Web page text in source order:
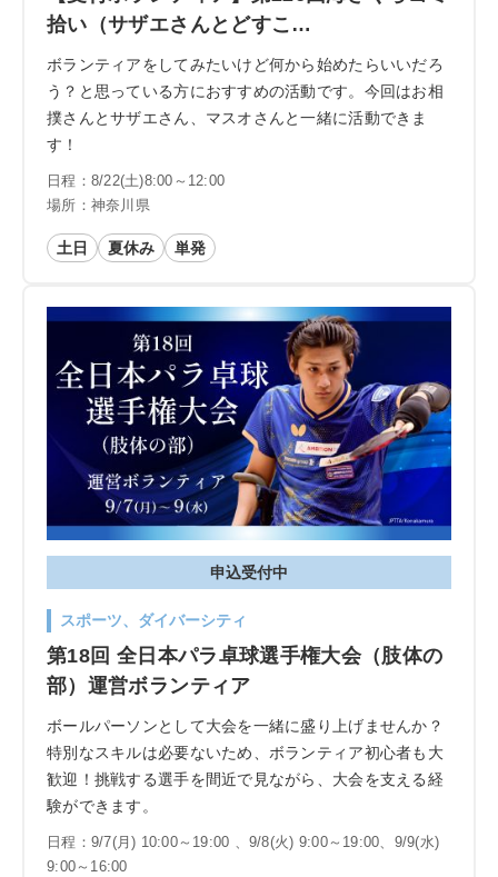
拾い（サザエさんとどすこ…
ボランティアをしてみたいけど何から始めたらいいだろ
う？と思っている方におすすめの活動です。今回はお相
撲さんとサザエさん、マスオさんと一緒に活動できま
す！
日程：8/22(土)8:00～12:00
場所：神奈川県
土日 夏休み 単発
申込受付中
スポーツ、ダイバーシティ
第18回 全日本パラ卓球選手権大会（肢体の
部）運営ボランティア
ボールパーソンとして大会を一緒に盛り上げませんか？
特別なスキルは必要ないため、ボランティア初心者も大
歓迎！挑戦する選手を間近で見ながら、大会を支える経
験ができます。
日程：9/7(月) 10:00～19:00 、9/8(火) 9:00～19:00、9/9(水)
9:00～16:00